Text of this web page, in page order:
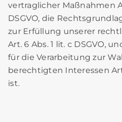
vertraglicher Maßnahmen
DSGVO, die
zur Erfüllung unserer
Art. 6 Abs. 1 lit. c DSGVO,
für die Verarbeitung zur
berechtigten Interessen
ist.